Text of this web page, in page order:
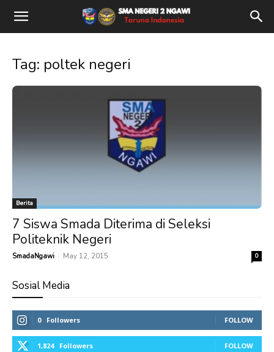
Tag: poltek negeri
Berita
7 Siswa Smada Diterima di Seleksi
Politeknik Negeri
SmadaNgawi - May 12, 2015 0
Sosial Media
0 Followers FOLLOW
1,824 Followers FOLLOW